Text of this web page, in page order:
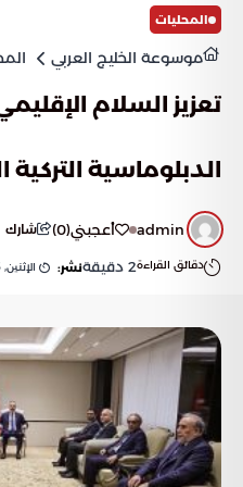
المحليات
موسوعة الخليج العربي
تعزيز السلام
الدبلوماسية
admin أعجبني(
0
) شارك
دقائق القراءة2 دقيقةنشر: الإثنين, 23 مارس